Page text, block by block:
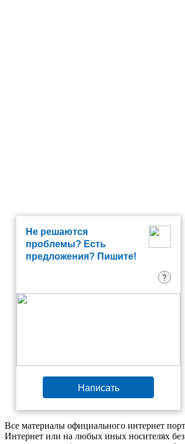
Не решаются
проблемы? Есть
предложения? Пишите!
?
Написать
Все материалы официального интернет
Интернет или на любых иных носителях